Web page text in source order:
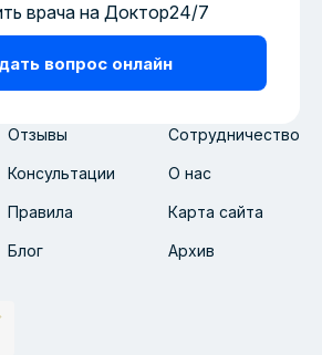
Отзывы Сотрудничество
Консультации О нас
Правила Карта сайта
Блог Архив
врача на Доктор24/7
вопрос онлайн